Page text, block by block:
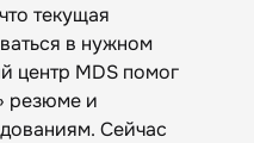
текущая
в нужном
центр MDS помог
резюме и
Сейчас